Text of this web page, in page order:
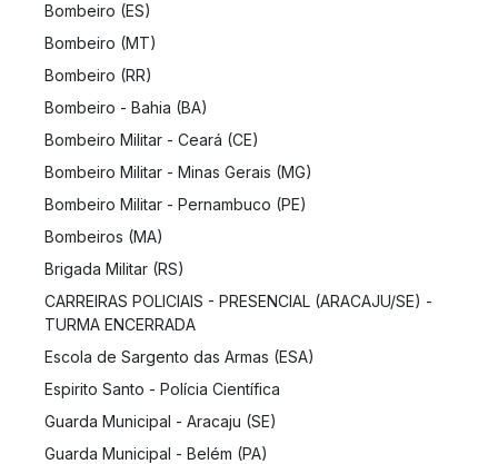
Bombeiro (ES)
Bombeiro (MT)
Bombeiro (RR)
Bombeiro - Bahia (BA)
Bombeiro Militar - Ceará (CE)
Bombeiro Militar - Minas Gerais (MG)
Bombeiro Militar - Pernambuco (PE)
Bombeiros (MA)
Brigada Militar (RS)
CARREIRAS POLICIAIS - PRESENCIAL (ARACAJU/SE) -
TURMA ENCERRADA
Escola de Sargento das Armas (ESA)
Espirito Santo - Polícia Científica
Guarda Municipal - Aracaju (SE)
Guarda Municipal - Belém (PA)